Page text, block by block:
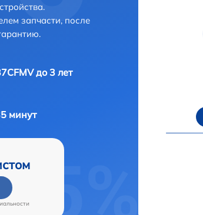
запчасти, после
до 3 лет
минут